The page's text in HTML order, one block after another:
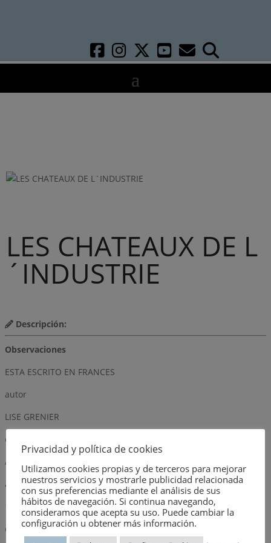
LES CHATEAUX DE L
´INDUSTRIE
Descripción:
Observaciones
ESTA ESCRITO EN FRANCES
autor
LISE GRENIER
editorial
ARCHIVES D´ARCHITECTURE MODERNE
año
1979
dimensión
Privacidad y política de cookies
Utilizamos cookies propias y de terceros para mejorar
nuestros servicios y mostrarle publicidad relacionada
con sus preferencias mediante el análisis de sus
hábitos de navegación. Si continua navegando,
consideramos que acepta su uso. Puede cambiar la
configuración u obtener más información.